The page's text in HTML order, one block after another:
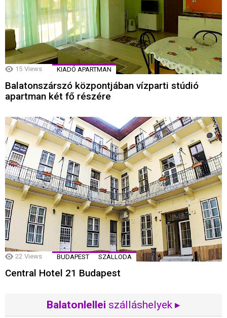
15 Views KIADÓ APARTMAN
Balatonszárszó központjában vízparti stúdió
apartman két fő részére
22 Views BUDAPEST SZÁLLODA
Central Hotel 21 Budapest
Balatonlellei szálláshelyek ▸